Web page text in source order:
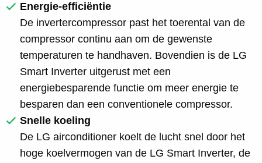
Energie-efficiëntie
De invertercompressor past het toerental van de
compressor continu aan om de gewenste
temperaturen te handhaven. Bovendien is de LG
Smart Inverter uitgerust met een
energiebesparende functie om meer energie te
besparen dan een conventionele compressor.
Snelle koeling
De LG airconditioner koelt de lucht snel door het
hoge koelvermogen van de LG Smart Inverter, de